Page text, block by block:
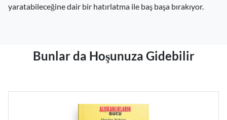
yaratabileceğine dair bir hatırlatma ile baş başa bırakıyor.
Bunlar da Hoşunuza Gidebilir